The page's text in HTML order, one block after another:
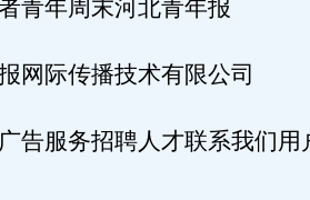
青年周末河北青年报
际传播技术有限公司
服务招聘人才联系我们用